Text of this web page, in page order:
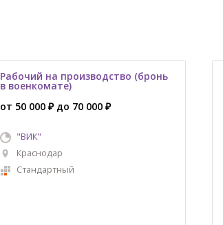
Рабочий на производство (бронь
в военкомате)
от 50 000 ₽ до 70 000 ₽
"ВИК"
Краснодар
Стандартный